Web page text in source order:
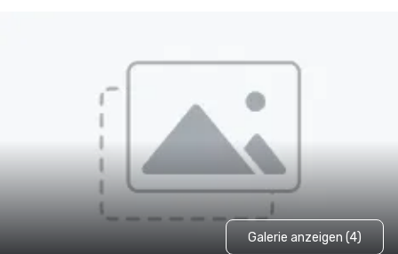
Galerie anzeigen (4)